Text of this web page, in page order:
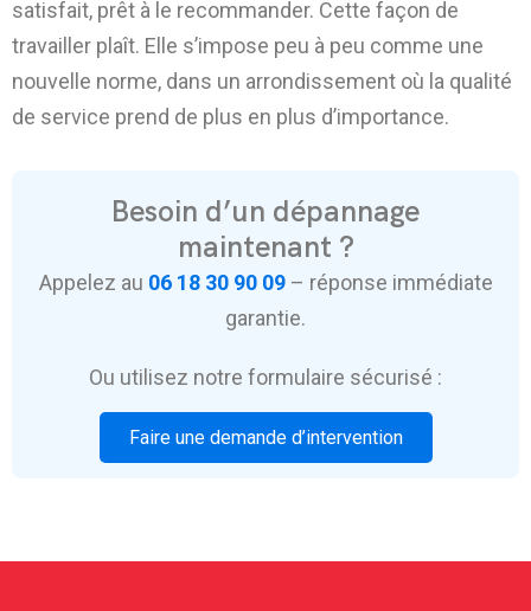
satisfait, prêt à le recommander. Cette façon de
travailler plaît. Elle s’impose peu à peu comme une
nouvelle norme, dans un arrondissement où la qualité
de service prend de plus en plus d’importance.
Besoin d’un dépannage
maintenant ?
Appelez au 06 18 30 90 09– réponse immédiate
garantie.
Ou utilisez notre formulaire sécurisé :
Faire une demande d’intervention